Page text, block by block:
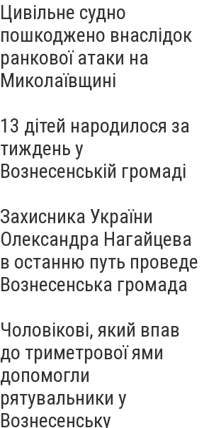
Цивільне судно
пошкоджено внаслідок
ранкової атаки на
Миколаївщині
13 дітей народилося за
тиждень у
Вознесенській громаді
Захисника України
Олександра Нагайцева
в останню путь проведе
Вознесенська громада
Чоловікові, який впав
до триметрової ями
допомогли
рятувальники у
Вознесенську